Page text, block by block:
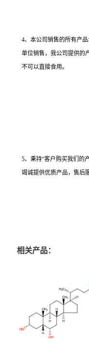
4、本公司销售的所有产
单位销售，我公司提供的
不可以直接食用。
5、秉持“客户购买我们的
竭诚提供优质产品，售后
相关产品：